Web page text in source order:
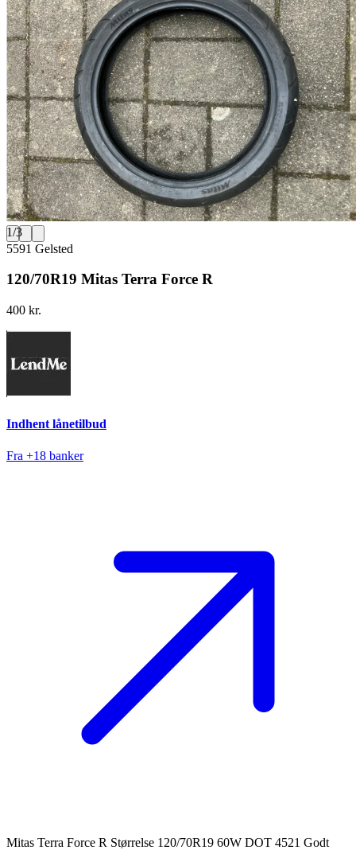
1/3
5591 Gelsted
120/70R19 Mitas Terra Force R
400 kr.
Indhent lånetilbud
Fra +18 banker
Mitas Terra Force R Størrelse 120/70R19 60W DOT 4521 Godt